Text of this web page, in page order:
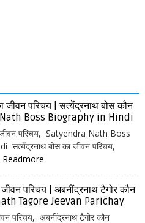
जीवन परिचय | सत्येंद्रनाथ बोस कौन
Boss Biography in Hindi
जीवन परिचय, Satyendra Nath Boss
सत्येंद्रनाथ बोस का जीवन परिचय,
Readmore
परिचय | अबनींद्रनाथ टैगोर कौन
Tagore Jeevan Parichay
परिचय, अबनींद्रनाथ टैगोर कौन